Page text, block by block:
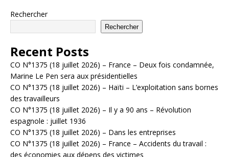
Rechercher
Rechercher
Recent Posts
CO N°1375 (18 juillet 2026) – France – Deux fois condamnée,
Marine Le Pen sera aux présidentielles
CO N°1375 (18 juillet 2026) – Haïti – L’exploitation sans bornes
des travailleurs
CO N°1375 (18 juillet 2026) – Il y a 90 ans – Révolution
espagnole : juillet 1936
CO N°1375 (18 juillet 2026) – Dans les entreprises
CO N°1375 (18 juillet 2026) – France – Accidents du travail :
des économies aux dépens des victimes